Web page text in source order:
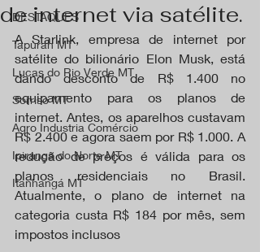
DESTAQUES
Tapurah MT
Lucas do Rio Verde MT
Sorriso MT
Agro Industria Comércio
Ipiranga do Norte MT
Itanhangá MT
de internet via satélite.
A Starlink, empresa de internet por
satélite do bilionário Elon Musk, está
dando desconto de R$ 1.400 no
equipamento para os planos de
internet. Antes, os aparelhos custavam
R$ 2.400 e agora saem por R$ 1.000. A
redução de preços é válida para os
planos residenciais no Brasil.
Atualmente, o plano de internet na
categoria custa R$ 184 por mês, sem
impostos inclusos